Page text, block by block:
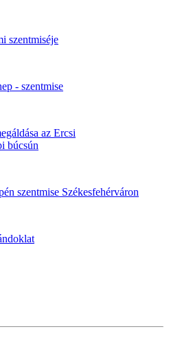
szentmiséje
- szentmise
az Ercsi
búcsún
szentmise Székesfehérváron